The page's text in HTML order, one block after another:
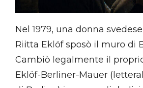
Nel 1979, una donna
Riitta Eklöf sposò il muro di
Cambiò legalmente il
Eklöf-Berliner-Mauer